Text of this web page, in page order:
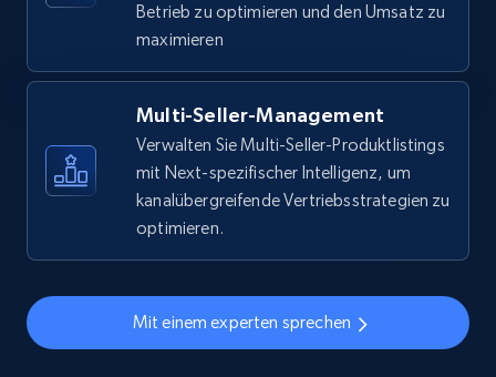
using specific category URL
URL, Final price, Sku, Currency, Gtin,
Specifications, Image urls, Top reviews, and
Walmart - products - Collects products by
specific keywords
URL, Final price, Sku, Currency, Gtin,
Specifications, Image urls, Top reviews, and
Betrieb zu optimieren und den Umsatz zu
maximieren
Multi-Seller-Management
Verwalten Sie Multi-Seller-Produktlistings
mit Next-spezifischer Intelligenz, um
kanalübergreifende Vertriebsstrategien zu
optimieren.
Mit einem experten sprechen